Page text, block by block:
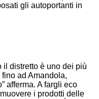
gli autoportanti in
il distretto è uno dei più
ad Amandola,
afferma. A fargli eco
i prodotti delle